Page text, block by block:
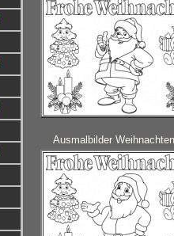
Ausmalbilder